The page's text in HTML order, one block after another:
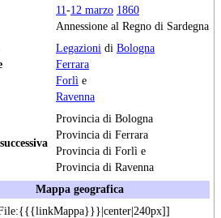
11-12 marzo 1860
Annessione al Regno di Sardegna
Legazioni di Bologna
Ferrara
Forlì e
Ravenna
Provincia di Bologna
Provincia di Ferrara
Provincia di Forlì e
Provincia di Ravenna
Mappa geografica